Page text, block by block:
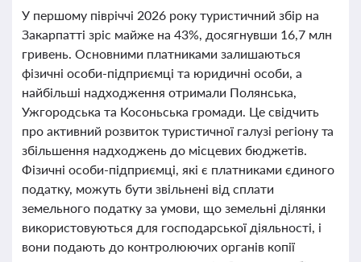
У першому півріччі 2026 року туристичний збір на
Закарпатті зріс майже на 43%, досягнувши 16,7 млн
гривень. Основними платниками залишаються
фізичні особи-підприємці та юридичні особи, а
найбільші надходження отримали Полянська,
Ужгородська та Косоньська громади. Це свідчить
про активний розвиток туристичної галузі регіону та
збільшення надходжень до місцевих бюджетів.
Фізичні особи-підприємці, які є платниками єдиного
податку, можуть бути звільнені від сплати
земельного податку за умови, що земельні ділянки
використовуються для господарської діяльності, і
вони подають до контролюючих органів копії